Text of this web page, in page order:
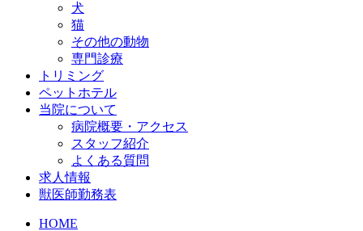
犬
猫
その他の動物
専門診療
トリミング
ペットホテル
当院について
病院概要・アクセス
スタッフ紹介
よくある質問
求人情報
獣医師勤務表
HOME